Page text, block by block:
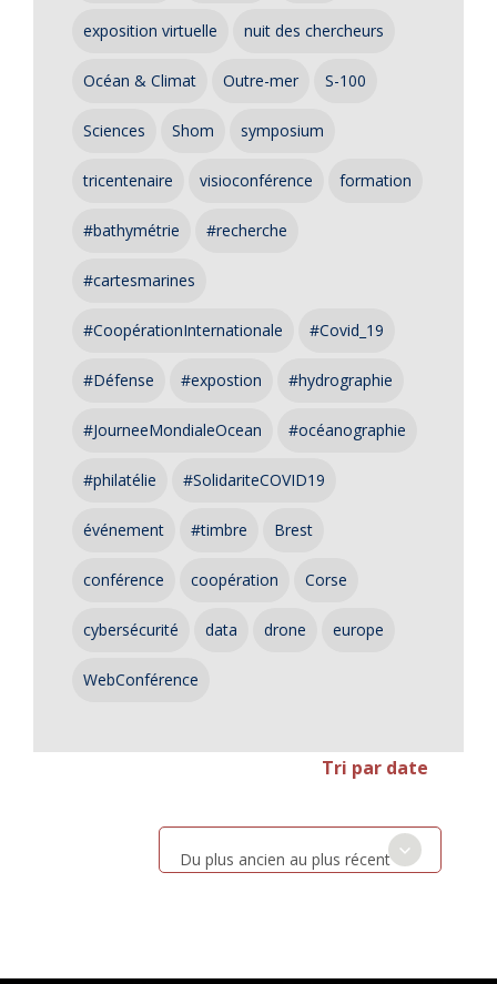
exposition virtuelle nuit des chercheurs
Océan & Climat Outre-mer S-100
Sciences Shom symposium
tricentenaire visioconférence formation
#bathymétrie #recherche
#cartesmarines
#CoopérationInternationale #Covid_19
#Défense #expostion #hydrographie
#JourneeMondialeOcean #océanographie
#philatélie #SolidariteCOVID19
événement #timbre Brest
conférence coopération Corse
cybersécurité data drone europe
WebConférence
Tri par date
Du plus ancien au plus récent